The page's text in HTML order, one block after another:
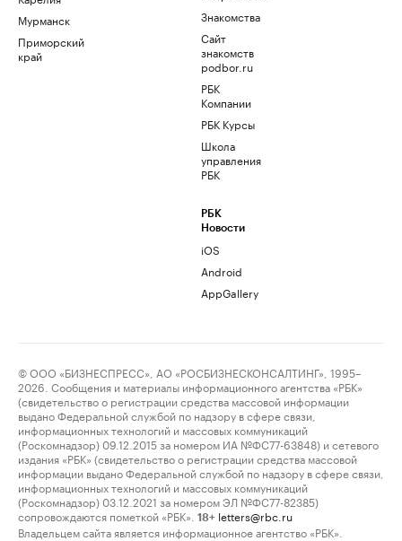
Мурманск
Приморский
край
Знакомства
Сайт
знакомств
podbor.ru
РБК
Компании
РБК Курсы
Школа
управления
РБК
РБК
Новости
iOS
Android
AppGallery
© ООО «БИЗНЕСПРЕСС», АО «РОСБИЗНЕСКОНСАЛТИНГ», 1995–
2026. Сообщения и материалы информационного агентства «РБК»
(свидетельство о регистрации средства массовой информации
выдано Федеральной службой по надзору в сфере связи,
информационных технологий и массовых коммуникаций
(Роскомнадзор) 09.12.2015 за номером ИА №ФС77-63848) и сетевого
издания «РБК» (свидетельство о регистрации средства массовой
информации выдано Федеральной службой по надзору в сфере связи,
информационных технологий и массовых коммуникаций
(Роскомнадзор) 03.12.2021 за номером ЭЛ №ФС77-82385)
сопровождаются пометкой «РБК».
18+ letters@rbc.ru
Владельцем сайта является информационное агентство «РБК».